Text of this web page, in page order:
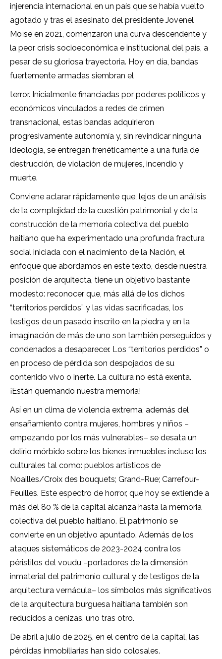
injerencia internacional en un país que se había vuelto
agotado y tras el asesinato del presidente Jovenel
Moïse en 2021, comenzaron una curva descendente y
la peor crisis socioeconómica e institucional del país, a
pesar de su gloriosa trayectoria. Hoy en día, bandas
fuertemente armadas siembran el
terror. Inicialmente financiadas por poderes políticos y
económicos vinculados a redes de crimen
transnacional, estas bandas adquirieron
progresivamente autonomía y, sin revindicar ninguna
ideología, se entregan frenéticamente a una furia de
destrucción, de violación de mujeres, incendio y
muerte.
Conviene aclarar rápidamente que, lejos de un análisis
de la complejidad de la cuestión patrimonial y de la
construcción de la memoria colectiva del pueblo
haitiano que ha experimentado una profunda fractura
social iniciada con el nacimiento de la Nación, el
enfoque que abordamos en este texto, desde nuestra
posición de arquitecta, tiene un objetivo bastante
modesto: reconocer que, más allá de los dichos
“territorios perdidos” y las vidas sacrificadas, los
testigos de un pasado inscrito en la piedra y en la
imaginación de más de uno son también perseguidos y
condenados a desaparecer. Los “territorios perdidos” o
en proceso de pérdida son despojados de su
contenido vivo o inerte. La cultura no está exenta.
¡Están quemando nuestra memoria!
Así en un clima de violencia extrema, además del
ensañamiento contra mujeres, hombres y niños –
empezando por los más vulnerables– se desata un
delirio mórbido sobre los bienes inmuebles incluso los
culturales tal como: pueblos artísticos de
Noailles/Croix des bouquets; Grand-Rue; Carrefour-
Feuilles. Este espectro de horror, que hoy se extiende a
más del 80 % de la capital alcanza hasta la memoria
colectiva del pueblo haitiano. El patrimonio se
convierte en un objetivo apuntado. Además de los
ataques sistemáticos de 2023-2024 contra los
péristilos del voudu –portadores de la dimensión
inmaterial del patrimonio cultural y de testigos de la
arquitectura vernácula– los símbolos más significativos
de la arquitectura burguesa haitiana también son
reducidos a cenizas, uno tras otro.
De abril a julio de 2025, en el centro de la capital, las
pérdidas inmobiliarias han sido colosales.